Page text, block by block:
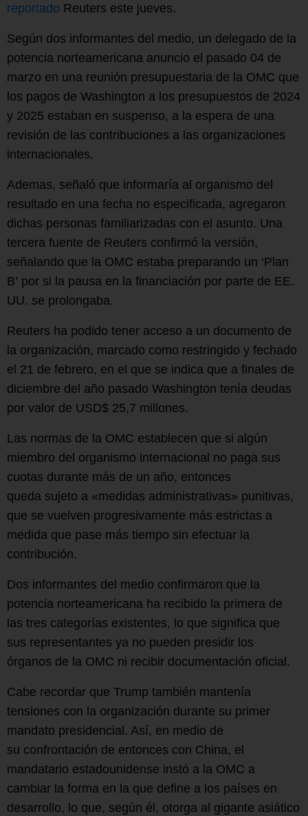
reportado Reuters este jueves.
Según dos informantes del medio, un delegado de la
potencia norteamericana anuncio el pasado 04 de
marzo en una reunión presupuestaria de la OMC que
los pagos de Washington a los presupuestos de 2024
y 2025 estaban en suspenso, a la espera de una
revisión de las contribuciones a las organizaciones
internacionales.
Ademas, señaló que informaría al organismo del
resultado en una fecha no especificada, agregaron
dichas personas familiarizadas con el asunto. Una
tercera fuente de Reuters confirmó la versión,
señalando que la OMC estaba preparando un ‘Plan
B’ por si la pausa en la financiación por parte de EE.
UU. se prolongaba.
Reuters ha podido tener acceso a un documento de
la organización, marcado como restringido y fechado
el 21 de febrero, en el que se indica que a finales de
diciembre del año pasado Washington tenía deudas
por valor de USD$ 25,7 millones.
Las normas de la OMC establecen que si algún
miembro del organismo internacional no paga sus
cuotas durante más de un año, entonces
queda sujeto a «medidas administrativas» punitivas,
que se vuelven progresivamente más estrictas a
medida que pase más tiempo sin efectuar la
contribución.
Dos informantes del medio confirmaron que la
potencia norteamericana ha recibido la primera de
las tres categorías existentes, lo que significa que
sus representantes ya no pueden presidir los
órganos de la OMC ni recibir documentación oficial.
Cabe recordar que Trump también mantenía
tensiones con la organización durante su primer
mandato presidencial. Así, en medio de
su confrontación de entonces con China, el
mandatario estadounidense instó a la OMC a
cambiar la forma en la que define a los países en
desarrollo, lo que, según él, otorga al gigante asiático